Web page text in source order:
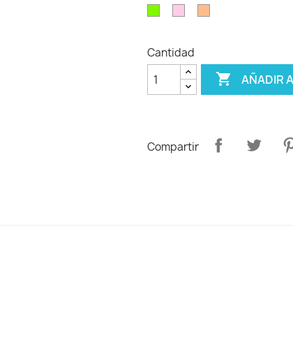
Cantidad
 AÑADIR
Compartir